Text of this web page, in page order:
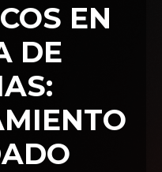
EN
DE